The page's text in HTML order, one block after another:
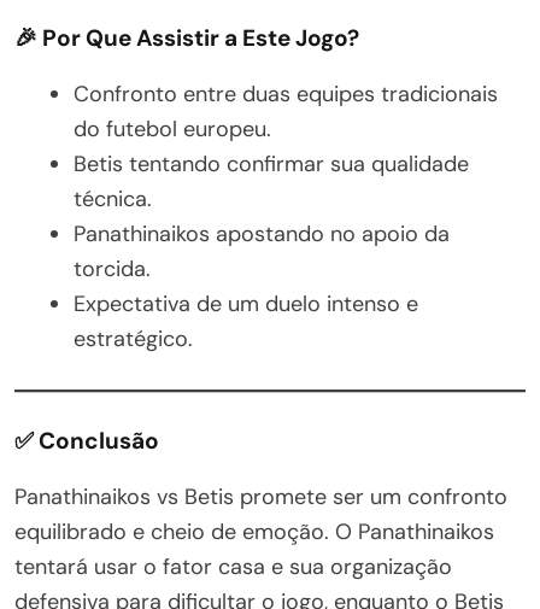
🎉 Por Que Assistir a Este Jogo?
Confronto entre duas equipes tradicionais
do futebol europeu.
Betis tentando confirmar sua qualidade
técnica.
Panathinaikos apostando no apoio da
torcida.
Expectativa de um duelo intenso e
estratégico.
✅ Conclusão
Panathinaikos vs Betis promete ser um confronto
equilibrado e cheio de emoção. O Panathinaikos
tentará usar o fator casa e sua organização
defensiva para dificultar o jogo, enquanto o Betis